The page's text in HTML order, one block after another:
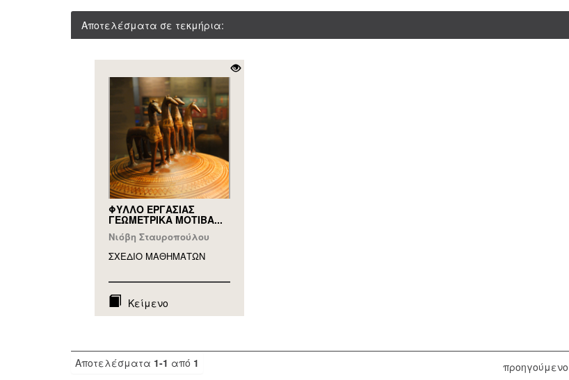
Αποτελέσματα σε τεκμήρια:
ΦΥΛΛΟ ΕΡΓΑΣΙΑΣ
ΓΕΩΜΕΤΡΙΚΑ ΜΟΤΙΒΑ...
Νιόβη Σταυροπούλου
ΣΧΕΔΙΟ ΜΑΘΗΜAΤΩΝ
Κείμενο
Αποτελέσματα 1-1 από 1 προηγούμενο